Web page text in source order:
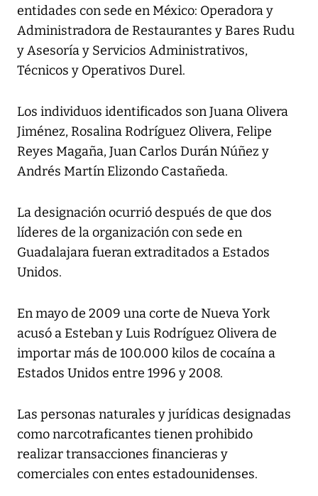
entidades con sede en México: Operadora y
Administradora de Restaurantes y Bares Rudu
y Asesoría y Servicios Administrativos,
Técnicos y Operativos Durel.
Los individuos identificados son Juana Olivera
Jiménez, Rosalina Rodríguez Olivera, Felipe
Reyes Magaña, Juan Carlos Durán Núñez y
Andrés Martín Elizondo Castañeda.
La designación ocurrió después de que dos
líderes de la organización con sede en
Guadalajara fueran extraditados a Estados
Unidos.
En mayo de 2009 una corte de Nueva York
acusó a Esteban y Luis Rodríguez Olivera de
importar más de 100.000 kilos de cocaína a
Estados Unidos entre 1996 y 2008.
Las personas naturales y jurídicas designadas
como narcotraficantes tienen prohibido
realizar transacciones financieras y
comerciales con entes estadounidenses.